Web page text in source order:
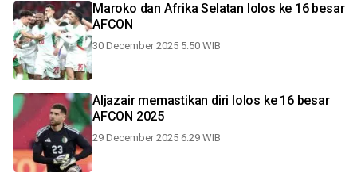
Maroko dan Afrika Selatan lolos ke 16 besar
AFCON
30 December 2025 5:50 WIB
Aljazair memastikan diri lolos ke 16 besar
AFCON 2025
29 December 2025 6:29 WIB